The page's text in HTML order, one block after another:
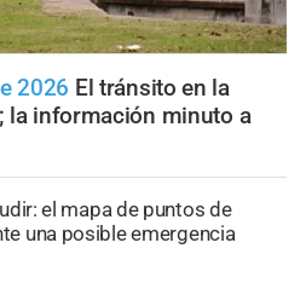
2026 El tránsito en la
la información minuto a
el mapa de puntos de
una posible emergencia